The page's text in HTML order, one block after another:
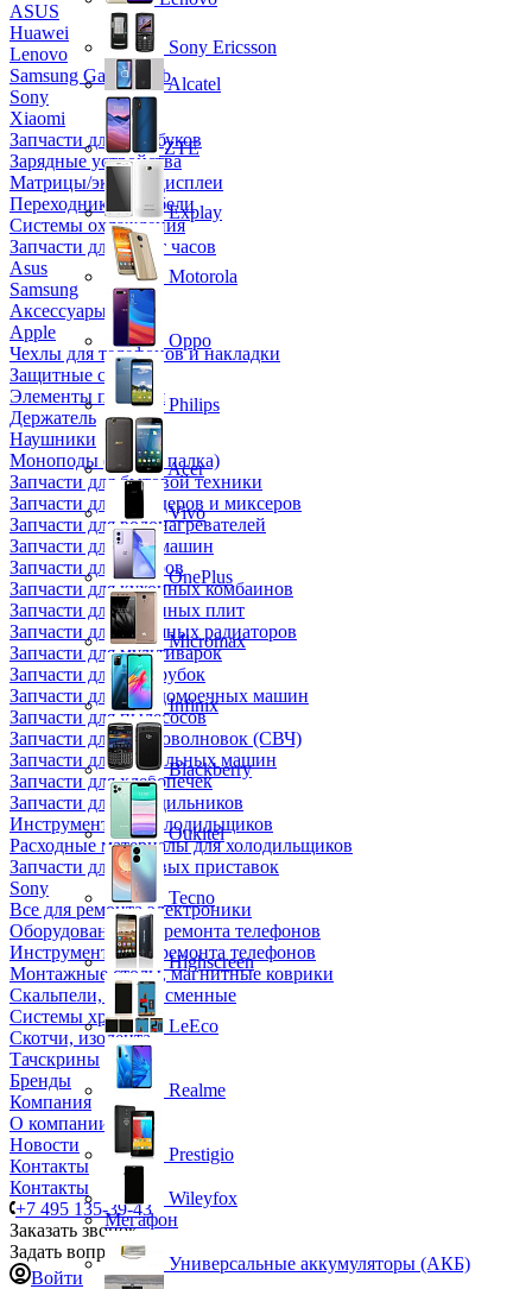
ASUS
Huawei
Lenovo
Samsung Galaxy Tab
Sony
Xiaomi
Запчасти для ноутбуков
Зарядные устройства
Матрицы/экраны/дисплеи
Переходники и кабели
Системы охлаждения
Запчасти для смарт часов
Asus
Samsung
Аксессуары
Apple
Чехлы для телефонов и накладки
Защитные стекла
Элементы питания
Держатель
Наушники
Моноподы (Селфи палка)
Запчасти для бытовой техники
Запчасти для блендеров и миксеров
Запчасти для водонагревателей
Запчасти для кофемашин
Запчасти для кулеров
Запчасти для кухонных комбаинов
Запчасти для кухонных плит
Запчасти для масляных радиаторов
Запчасти для мультиварок
Запчасти для мясорубок
Запчасти для посудомоечных машин
Запчасти для пылесосов
Запчасти для микроволновок (СВЧ)
Запчасти для стиральных машин
Запчасти для хлебопечек
Запчасти для холодильников
Инструмент для холодильщиков
Расходные материалы для холодильщиков
Запчасти для игровых приставок
Sony
Все для ремонта электроники
Оборудование для ремонта телефонов
Инструменты для ремонта телефонов
Монтажные столы, магнитные коврики
Скальпели, лезвия сменные
Системы хранения
Скотчи, изолента
Тачскрины
Бренды
Компания
О компании
Новости
Контакты
Контакты
+7 495 135-39-43
Заказать звонок
Задать вопрос
Войти
Sony Ericsson
Alcatel
ZTE
Explay
Motorola
Oppo
Philips
Acer
Vivo
OnePlus
Micromax
Infinix
Blackberry
Oukitel
Tecno
Highscreen
LeEco
Realme
Prestigio
Wileyfox
Мегафон
Универсальные аккумуляторы (АКБ)